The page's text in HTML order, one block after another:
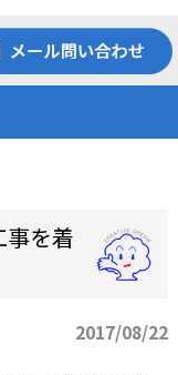
を着
2017/08/22